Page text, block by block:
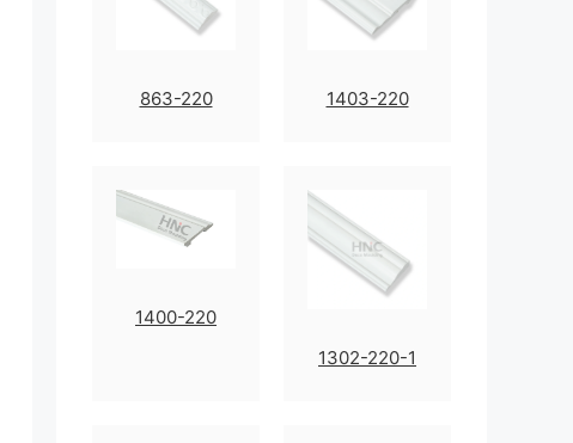
863-220 1403-220
1400-220
1302-220-1